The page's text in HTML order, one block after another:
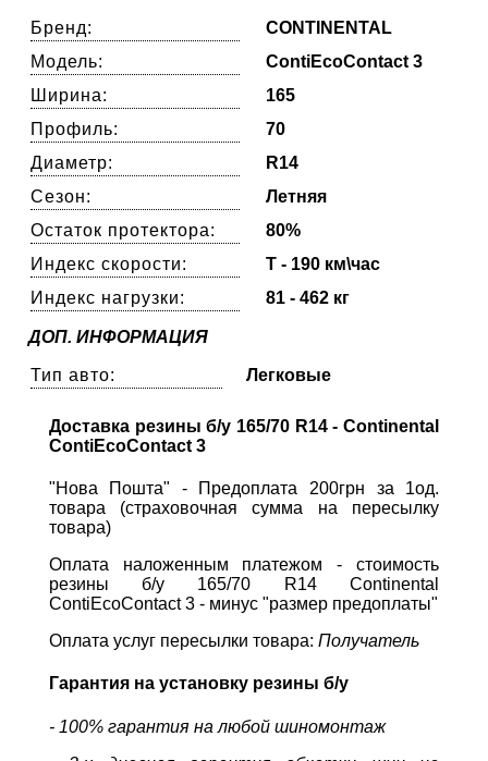
Бренд:
CONTINENTAL
Модель:
ContiEcoContact 3
Ширина:
165
Профиль:
70
Диаметр:
R14
Сезон:
Летняя
Остаток протектора:
80%
Индекс скорости:
T - 190 км\час
Индекс нагрузки:
81 - 462 кг
ДОП. ИНФОРМАЦИЯ
Тип авто: Легковые
Доставка резины б/у 165/70 R14 - Continental
ContiEcoContact 3
"Нова Пошта" - Предоплата 200грн за 1од.
товара (страховочная сумма на пересылку
товара)
Оплата наложенным платежом - стоимость
резины б/у 165/70 R14 Continental
ContiEcoContact 3 - минус "размер предоплаты"
Оплата услуг пересылки товара: Получатель
Гарантия на установку резины б/у
- 100% гарантия на любой шиномонтаж